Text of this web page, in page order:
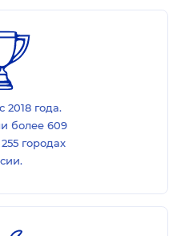
2018 года.
более 609
городах